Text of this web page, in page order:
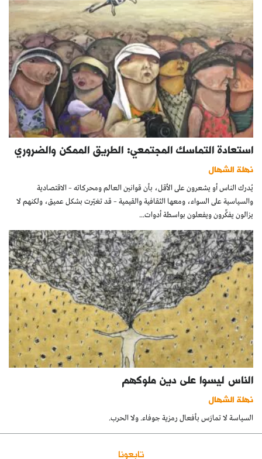
استعادة التماسك المجتمعي: الطريق الممكن والضروري
نهلة الشهال
يُدرك الناس أو يشعرون على الأقل، بأن قوانين العالم ومحركاته – الاقتصادية
والسياسية على السواء، ومعها الثقافية والقيمية – قد تغيّرت بشكل عميق، ولكنهم لا
يزالون يفكِّرون ويفعلون بواسطة أدوات...
الناس ليسوا على دين ملوكهم
نهلة الشهال
السياسة لا تمارَس بأفعال رمزية جوفاء. ولا الحرب.
تابعونا